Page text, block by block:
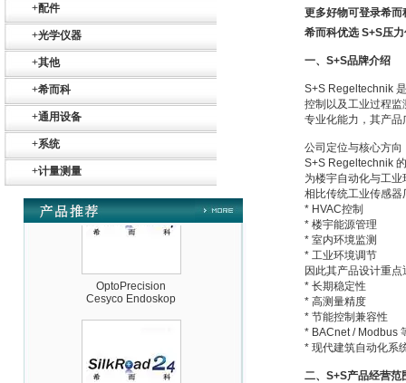
+配件
+光学仪器
+其他
+希而科
+通用设备
+系统
+计量测量
Cesyco Endoskop
HTO 38 内窥镜
更多好物可登录希而
希而科优选 S+S压
一、 S+S品牌介绍
S+S Regeltechnik
控制以及工业过程
专业化能力，其产
公司定位与核心方向
S+S Regeltechnik
为楼宇自动化与工
相比传统工业传感
* HVAC控制
* 楼宇能源管理
* 室内环境监测
* 工业环境调节
因此其产品设计重点
* 长期稳定性
* 高测量精度
* 节能控制兼容性
* BACnet / Modbus
* 现代建筑自动化系
二、 S+S产品经营范